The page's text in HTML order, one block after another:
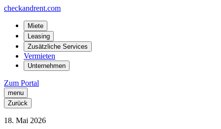
checkandrent.com
Miete
Leasing
Zusätzliche Services
Vermieten
Unternehmen
Zum Portal
menu
Zurück
18. Mai 2026